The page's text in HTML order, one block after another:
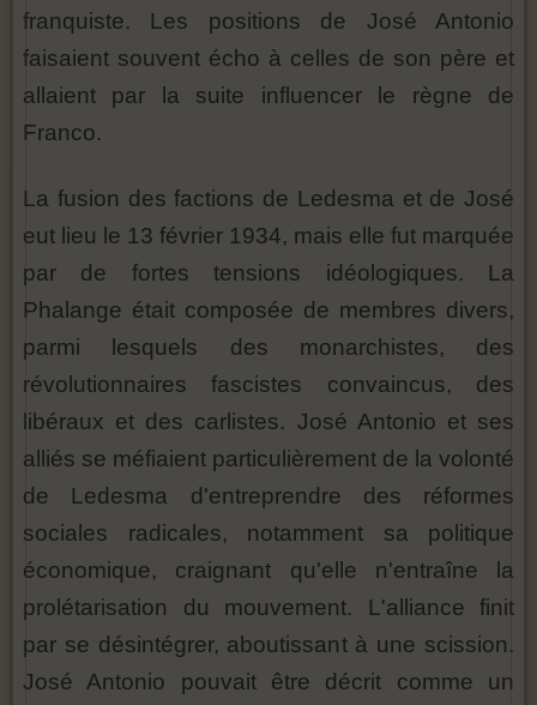
franquiste. Les positions de José Antonio
faisaient souvent écho à celles de son père et
allaient par la suite influencer le règne de
Franco.
La fusion des factions de Ledesma et de José
eut lieu le 13 février 1934, mais elle fut marquée
par de fortes tensions idéologiques. La
Phalange était composée de membres divers,
parmi lesquels des monarchistes, des
révolutionnaires fascistes convaincus, des
libéraux et des carlistes. José Antonio et ses
alliés se méfiaient particulièrement de la volonté
de Ledesma d'entreprendre des réformes
sociales radicales, notamment sa politique
économique, craignant qu'elle n'entraîne la
prolétarisation du mouvement. L'alliance finit
par se désintégrer, aboutissant à une scission.
José Antonio pouvait être décrit comme un